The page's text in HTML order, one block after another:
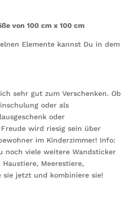
von 100 cm x 100 cm
Elemente kannst Du in dem
sehr gut zum Verschenken. Ob
oder als
oder
wird riesig sein über
im Kinderzimmer! Info:
noch viele weitere Wandsticker
Meerestiere,
sie jetzt und kombiniere sie!